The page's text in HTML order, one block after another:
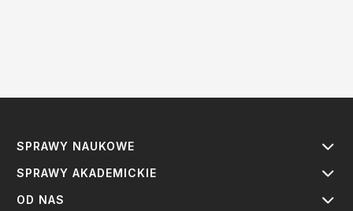
SPRAWY NAUKOWE
SPRAWY AKADEMICKIE
OD NAS